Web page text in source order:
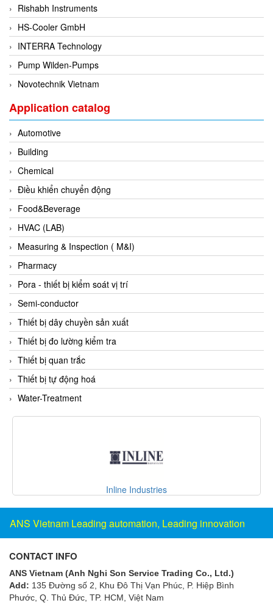
FESTO
FHF (EATON Crouse-Hinds)
Fife/ Maxcess
Fimet
Fine Suntronix
FineTek
Finna Sensors Vietnam
Fireye
Fischer
Fisher
FISO Vietnam
FLENDER
Flexaust
Flexim
FLIR
FLOMAG
flotron
Flow Force/ Super Green Power-Tech
Floweserve/PMV
Flowline
Flow-Mon
Flowserve
Forbes Marshall
FORNEY
Fortex
Fortress
Fossil Power Systems
FPZ
Rishabh Instruments
HS-Cooler GmbH
INTERRA Technology
Pump Wilden-Pumps
Novotechnik Vietnam
Application catalog
Automotive
Building
Chemical
Điều khiển chuyển động
Food&Beverage
HVAC (LAB)
Measuring & Inspection ( M&I)
Pharmacy
Pora - thiết bị kiểm soát vị trí
Semi-conductor
Thiết bị dây chuyền sản xuất
Thiết bị đo lường kiểm tra
Thiết bị quan trắc
Thiết bị tự động hoá
Water-Treatment
CD Automation S.r.l
ANS Vietnam Leading automation, Leading innovation
CONTACT INFO
ANS Vietnam (Anh Nghi Son Service Trading Co., Ltd.)
Add: 135 Đường số 2, Khu Đô Thị Vạn Phúc, P. Hiệp Bình
Phước, Q. Thủ Đức, TP. HCM , Việt Nam